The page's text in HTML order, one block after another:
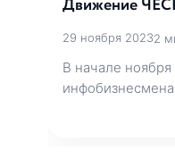
Движение
29 ноября 20232
В начале